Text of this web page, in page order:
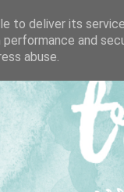
to deliver its
and
abuse.